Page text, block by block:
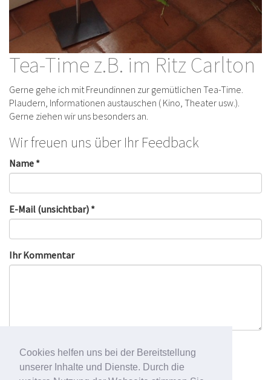
Cookies helfen uns bei der Bereitstellung
unserer Inhalte und Dienste. Durch die
Tea-Time z.B. im Ritz Carlton
Gerne gehe ich mit Freundinnen zur gemütlichen Tea-Time.
Plaudern, Informationen austauschen ( Kino, Theater usw.).
Gerne ziehen wir uns besonders an.
Wir freuen uns über Ihr Feedback
Name *
E-Mail (unsichtbar) *
Ihr Kommentar